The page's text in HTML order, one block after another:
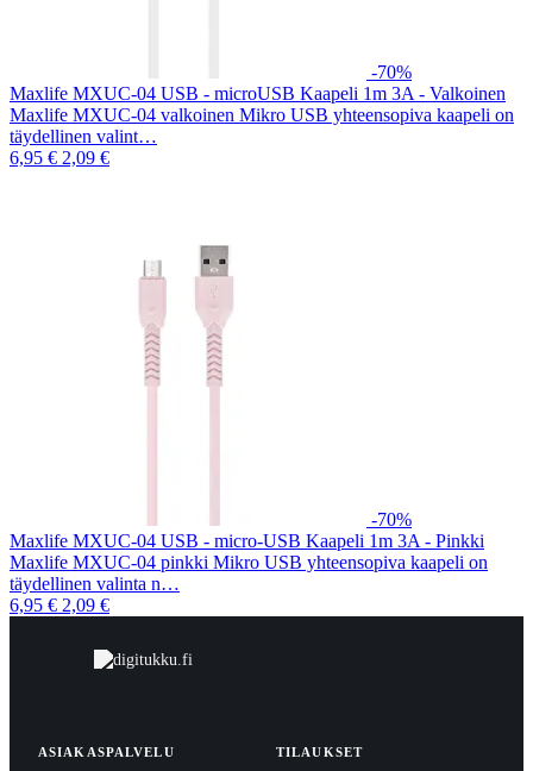
-70%
Maxlife MXUC-04 USB - microUSB Kaapeli 1m 3A - Valkoinen
Maxlife MXUC-04 valkoinen Mikro USB yhteensopiva kaapeli on
täydellinen valint…
6,95 € 2,09 €
-70%
Maxlife MXUC-04 USB - micro-USB Kaapeli 1m 3A - Pinkki
Maxlife MXUC-04 pinkki Mikro USB yhteensopiva kaapeli on
täydellinen valinta n…
6,95 € 2,09 €
ASIAKASPALVELU TILAUKSET